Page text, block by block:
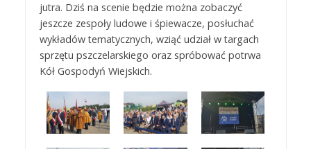
jutra. Dziś na scenie będzie można zobaczyć
jeszcze zespoły ludowe i śpiewacze, posłuchać
wykładów tematycznych, wziąć udział w targach
sprzętu pszczelarskiego oraz spróbować potrwa
Kół Gospodyń Wiejskich.